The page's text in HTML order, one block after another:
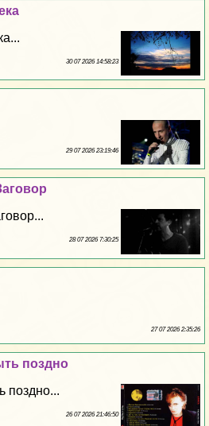
30 07 2026 14:58:23
29 07 2026 23:19:46
28 07 2026 7:30:25
27 07 2026 2:35:26
поздно
поздно...
26 07 2026 21:46:50